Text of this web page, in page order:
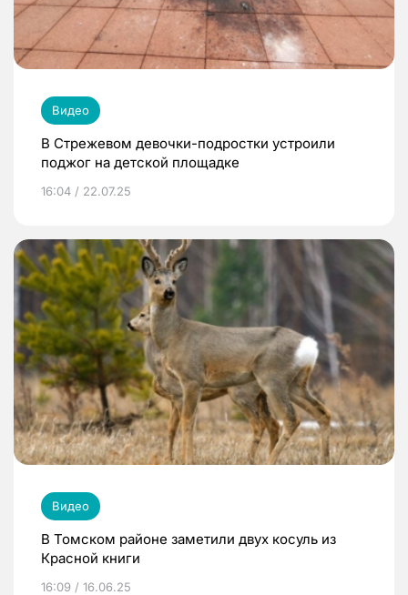
Видео
В Стрежевом девочки-подростки устроили
поджог на детской площадке
16:04 / 22.07.25
Видео
В Томском районе заметили двух косуль из
Красной книги
16:09 / 16.06.25